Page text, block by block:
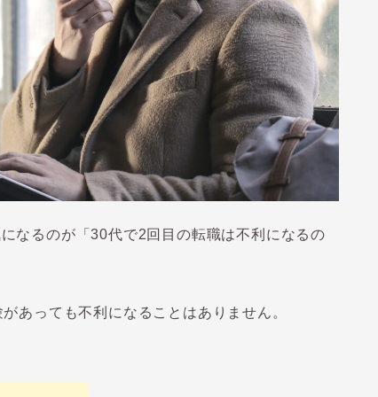
なるのが「30代で2回目の転職は不利になるの
あっても不利になることはありません。